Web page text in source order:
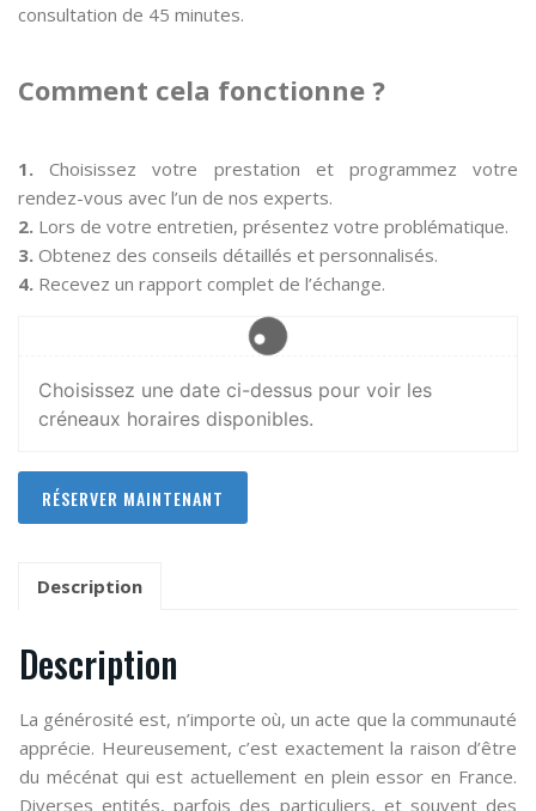
consultation de 45 minutes.
Comment cela fonctionne ?
1. Choisissez votre prestation et programmez votre
rendez-vous avec l’un de nos experts.
2. Lors de votre entretien, présentez votre problématique.
3. Obtenez des conseils détaillés et personnalisés.
4. Recevez un rapport complet de l’échange.
Choisissez une date ci-dessus pour voir les
créneaux horaires disponibles.
RÉSERVER MAINTENANT
Description
Description
La générosité est, n’importe où, un acte que la communauté
apprécie. Heureusement, c’est exactement la raison d’être
du mécénat qui est actuellement en plein essor en France.
Diverses entités, parfois des particuliers, et souvent des